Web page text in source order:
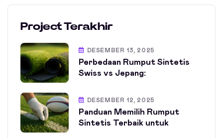
Project Terakhir
DESEMBER 13, 2025
Perbedaan Rumput Sintetis
Swiss vs Jepang:
DESEMBER 12, 2025
Panduan Memilih Rumput
Sintetis Terbaik untuk